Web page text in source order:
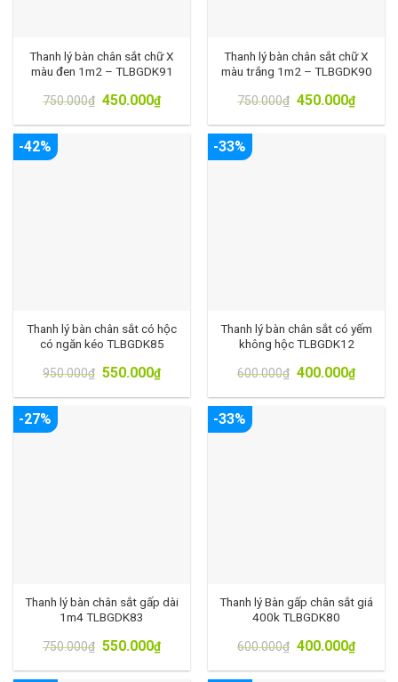
Thanh lý bàn chân sắt chữ X
màu đen 1m2 – TLBGDK91
750.000₫ 450.000₫
Thanh lý bàn chân sắt chữ X
màu trắng 1m2 – TLBGDK90
750.000₫ 450.000₫
-42%
Thanh lý bàn chân sắt có hộc
có ngăn kéo TLBGDK85
950.000₫ 550.000₫
-33%
Thanh lý bàn chân sắt có yếm
không hộc TLBGDK12
600.000₫ 400.000₫
-27%
Thanh lý bàn chân sắt gấp dài
1m4 TLBGDK83
750.000₫ 550.000₫
-33%
Thanh lý Bàn gấp chân sắt giá
400k TLBGDK80
600.000₫ 400.000₫